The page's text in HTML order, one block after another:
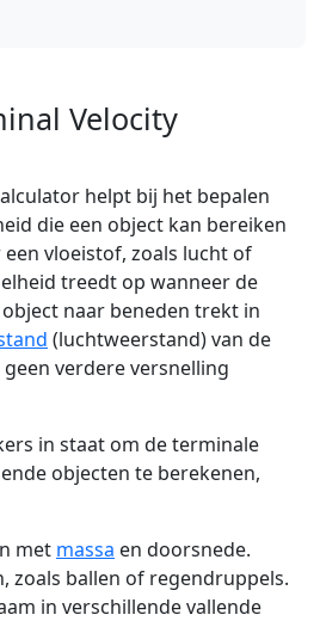
Velocity
helpt bij het bepalen
die een object kan bereiken
vloeistof, zoals lucht of
treedt op wanneer de
naar beneden trekt in
(luchtweerstand) van de
verdere versnelling
in staat om de terminale
objecten te berekenen,
met massa en doorsnede.
zoals ballen of regendruppels.
in verschillende vallende